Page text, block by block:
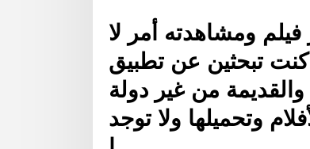
ومشاهدته أمر لا
تبحثين عن تطبيق
والقديمة من غير دولة
وتحميلها ولا توجد